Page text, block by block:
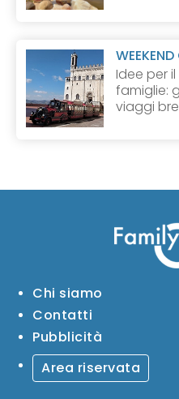
Idee per
famiglie:
viaggi
Chi siamo
Contatti
Pubblicità
Area riservata